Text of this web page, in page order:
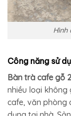
Hình
Công năng sử
Bàn trà cafe gỗ
nhiều loại không
cafe, văn phòng